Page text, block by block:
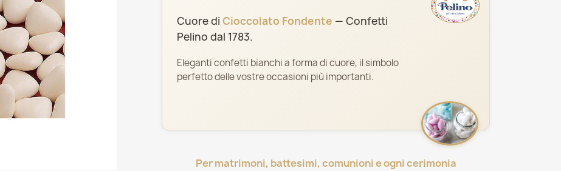
Cuore di Cioccolato Fondente — Confetti
Pelino dal 1783.
Eleganti confetti bianchi a forma di cuore, il simbolo
perfetto delle vostre occasioni più importanti.
Per matrimoni, battesimi, comunioni e ogni cerimonia